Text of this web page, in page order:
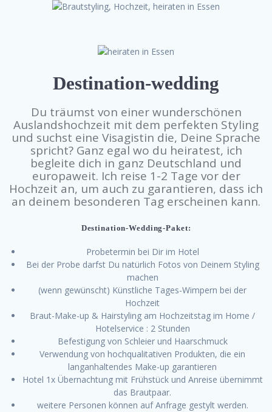
Destination-wedding
Du träumst von einer wunderschönen
Auslandshochzeit mit dem perfekten Styling
und suchst eine Visagistin die, Deine Sprache
spricht? Ganz egal wo du heiratest, ich
begleite dich in ganz Deutschland und
europaweit. Ich reise 1-2 Tage vor der
Hochzeit an, um auch zu garantieren, dass ich
an deinem besonderen Tag erscheinen kann.
Destination-Wedding-Paket:
Probetermin bei Dir im Hotel
Bei der Probe darfst Du natürlich Fotos von Deinem Styling
machen
(wenn gewünscht) Künstliche Tages-Wimpern bei der
Hochzeit
Braut-Make-up & Hairstyling am Hochzeitstag im Home /
Hotelservice : 2 Stunden
Befestigung von Schleier und Haarschmuck
Verwendung von hochqualitativen Produkten, die ein
langanhaltendes Make-up garantieren
Hotel 1x Übernachtung mit Frühstück und Anreise übernimmt
das Brautpaar.
weitere Personen können auf Anfrage gestylt werden.